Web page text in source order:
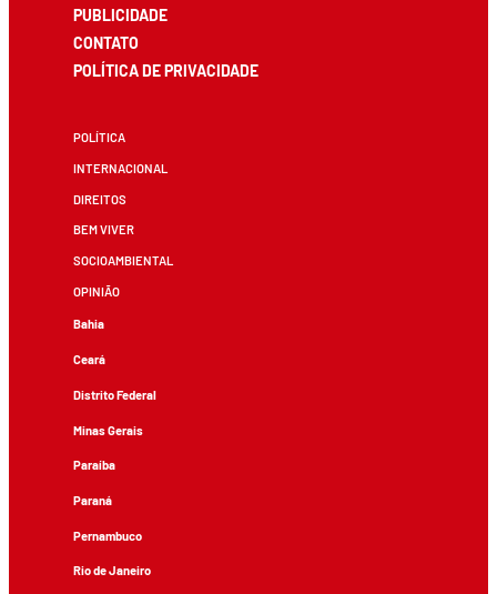
PUBLICIDADE
CONTATO
POLÍTICA DE PRIVACIDADE
POLÍTICA
INTERNACIONAL
DIREITOS
BEM VIVER
SOCIOAMBIENTAL
OPINIÃO
Bahia
Ceará
Distrito Federal
Minas Gerais
Paraíba
Paraná
Pernambuco
Rio de Janeiro